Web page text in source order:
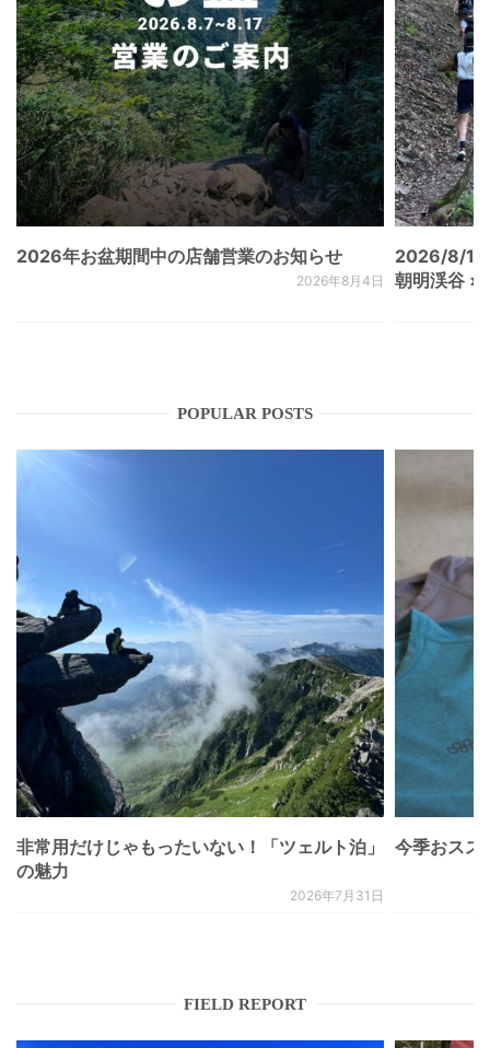
2026年お盆期間中の店舗営業のお知らせ
2026年8月4日
2026/8/
朝明渓谷 ×
POPULAR POSTS
非常用だけじゃもったいない！「ツェルト泊」
の魅力
2026年7月31日
今季おスス
FIELD REPORT